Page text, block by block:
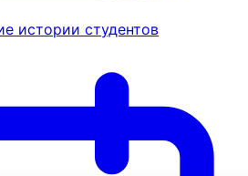
истории студентов